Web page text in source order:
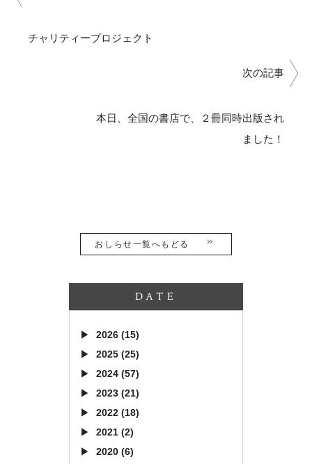
チャリティープロジェクト
次の記事
本日、全国の書店で、２冊同時出版され
ました！
おしらせ一覧へもどる
DATE
2026 (15)
2025 (25)
2024 (57)
2023 (21)
2022 (18)
2021 (2)
2020 (6)